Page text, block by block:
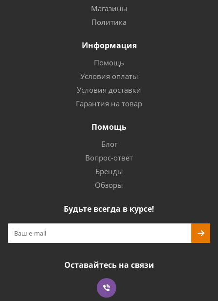
Магазины
Политика
Информация
Помощь
Условия оплаты
Условия доставки
Гарантия на товар
Помощь
Блог
Вопрос-ответ
Бренды
Обзоры
Будьте всегда в курсе!
Оставайтесь на связи